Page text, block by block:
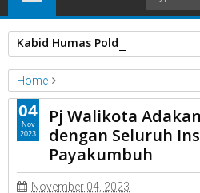
Kabid Humas Polda Sumbar:
Home
Unlabelled
Pj Walikota Adakan Aj g
Kota Payakumbuh
Pj Walikota
dengan Seluruh
Payakumbuh
November 04, 2023
04
Nov
2023